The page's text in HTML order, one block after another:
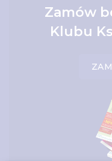
Zamów
Klubu